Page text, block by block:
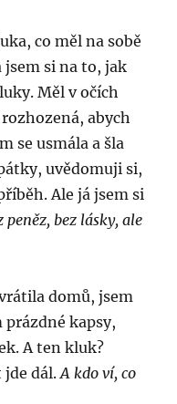
co měl na sobě
si na to, jak
Měl v očích
abych
se usmála a šla
uvědomuji si,
Ale já jsem si
peněz, bez lásky, ale
domů, jsem
prázdné kapsy,
A ten kluk?
jde dál.A kdo ví, co